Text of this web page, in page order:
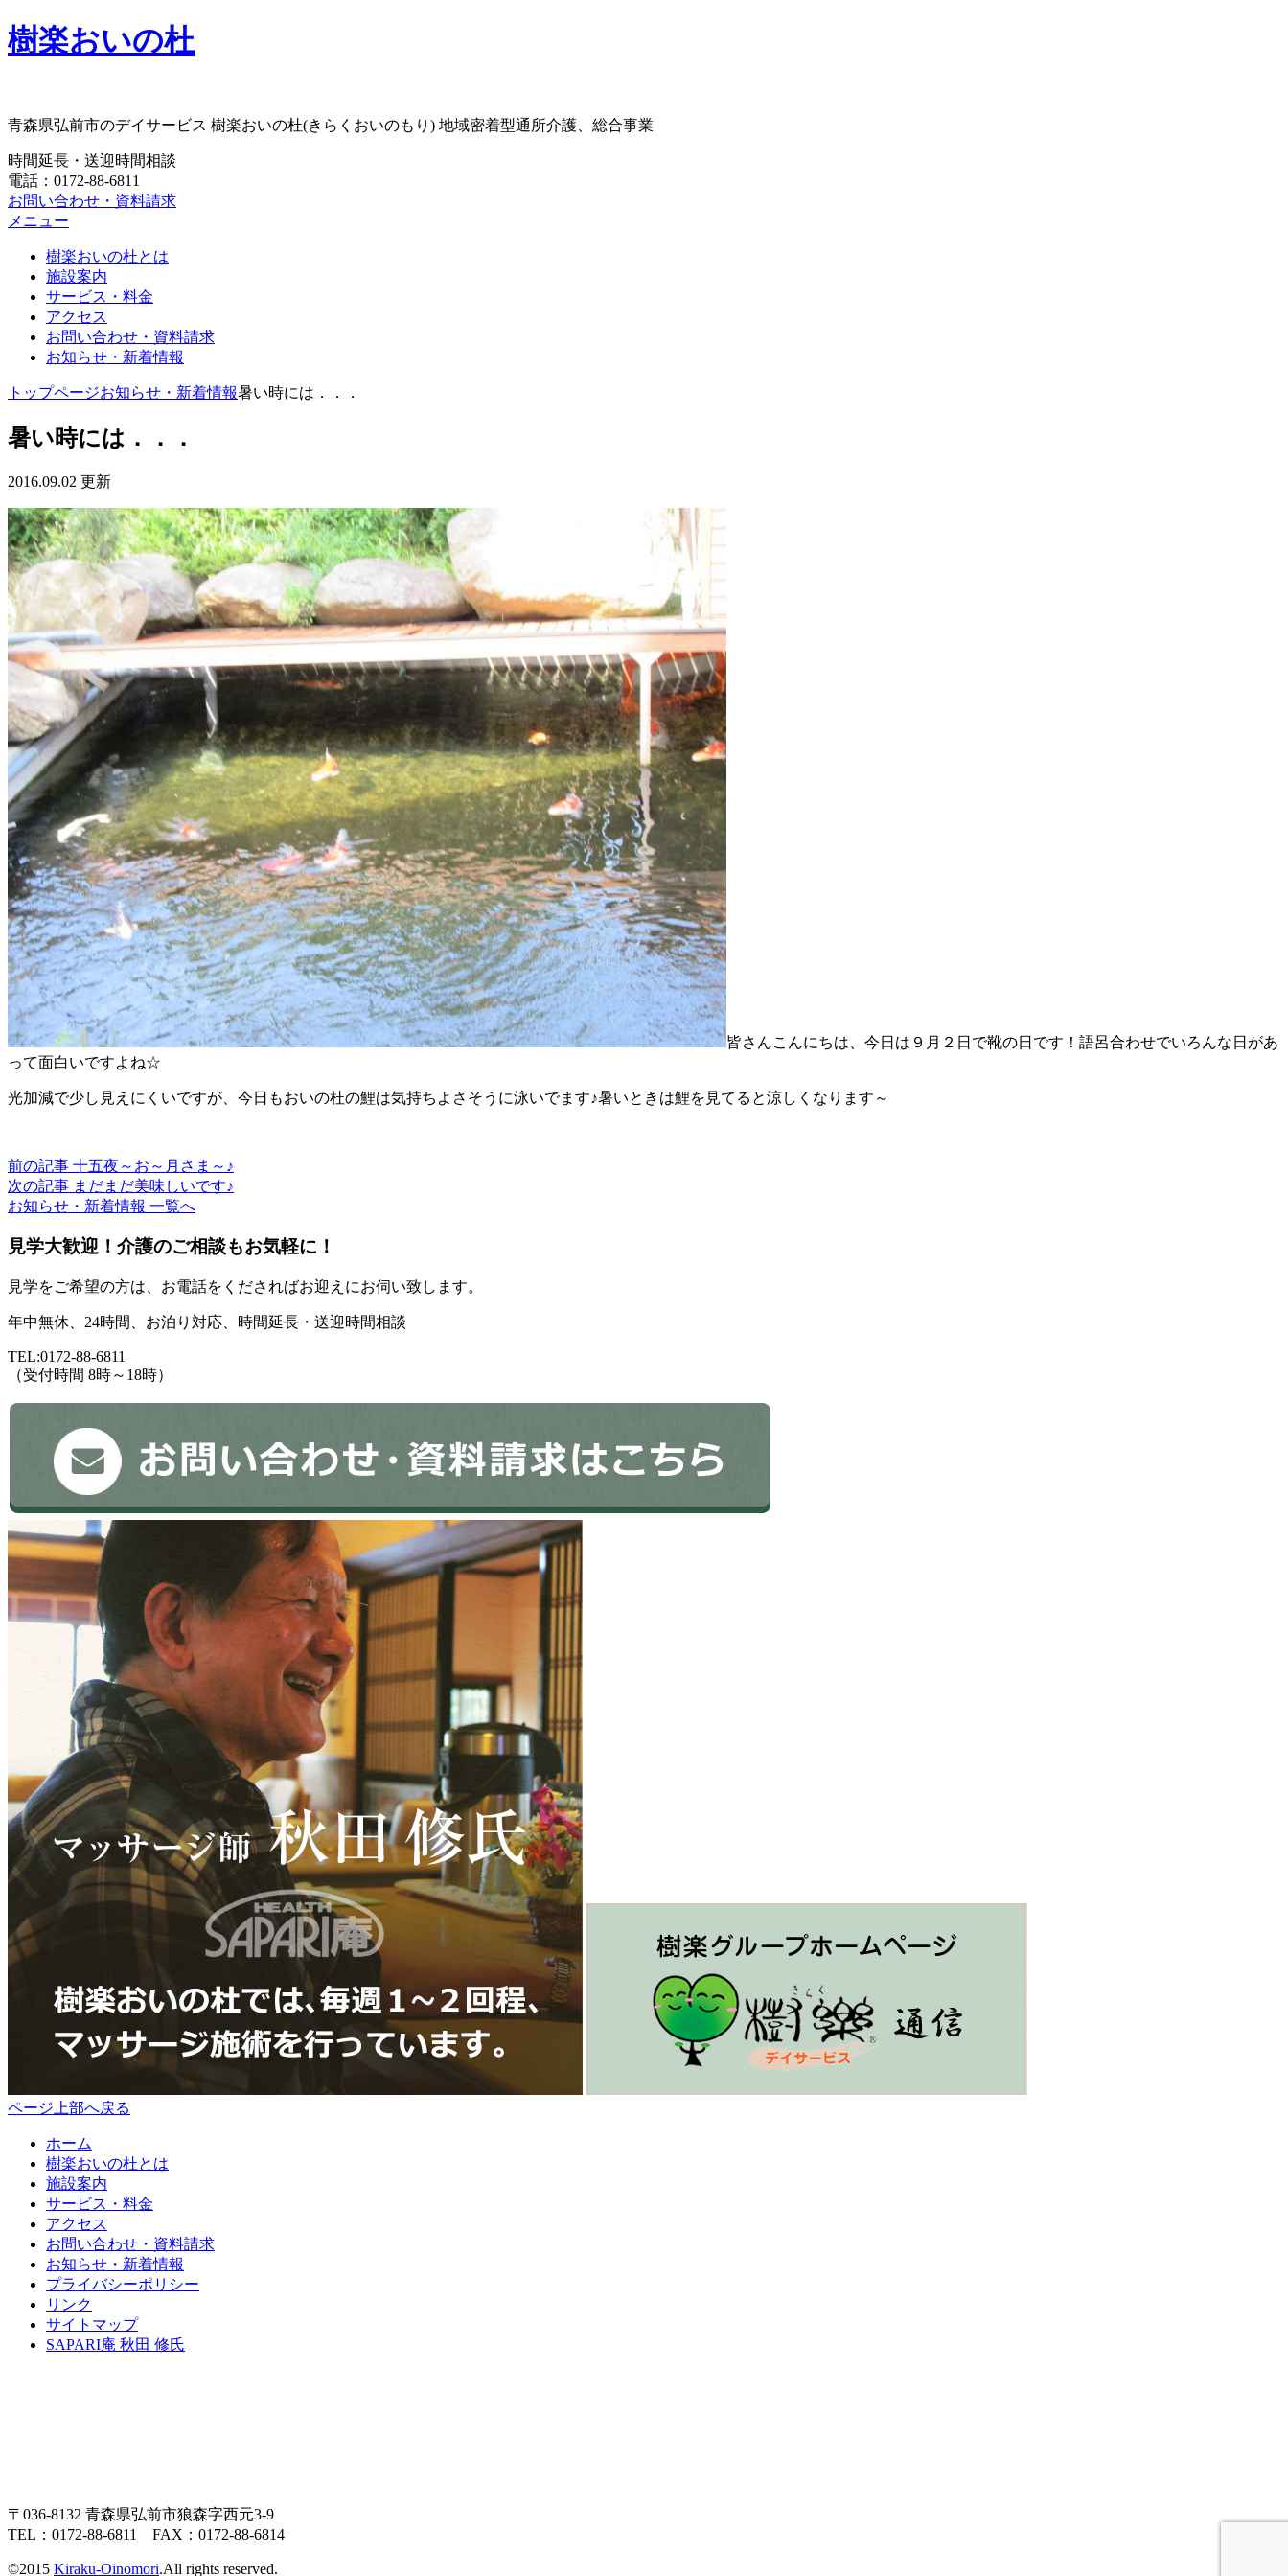
樹楽おいの杜
青森県弘前市のデイサービス 樹楽おいの杜(きらくおいのもり) 地域密着型通所介護、総合事業
時間延長・送迎時間相談
電話：0172-88-6811
お問い合わせ・資料請求
メニュー
樹楽おいの杜とは
施設案内
サービス・料金
アクセス
お問い合わせ・資料請求
お知らせ・新着情報
トップページお知らせ・新着情報暑い時には．．．
暑い時には．．．
2016.09.02 更新
皆さんこんにちは、今日は９月２日で靴の日です！語呂合わせでいろんな日があ
って面白いですよね☆
光加減で少し見えにくいですが、今日もおいの杜の鯉は気持ちよさそうに泳いでます♪暑いときは鯉を見てると涼しくなります～
前の記事 十五夜～お～月さま～♪
次の記事 まだまだ美味しいです♪
お知らせ・新着情報 一覧へ
見学大歓迎！介護のご相談もお気軽に！
見学をご希望の方は、お電話をくださればお迎えにお伺い致します。
年中無休、24時間、お泊り対応、時間延長・送迎時間相談
TEL:0172-88-6811
（受付時間 8時～18時）
ページ上部へ戻る
ホーム
樹楽おいの杜とは
施設案内
サービス・料金
アクセス
お問い合わせ・資料請求
お知らせ・新着情報
プライバシーポリシー
リンク
サイトマップ
SAPARI庵 秋田 修氏
〒036-8132 青森県弘前市狼森字西元3-9
TEL：0172-88-6811 FAX：0172-88-6814
©2015 Kiraku-Oinomori.All rights reserved.